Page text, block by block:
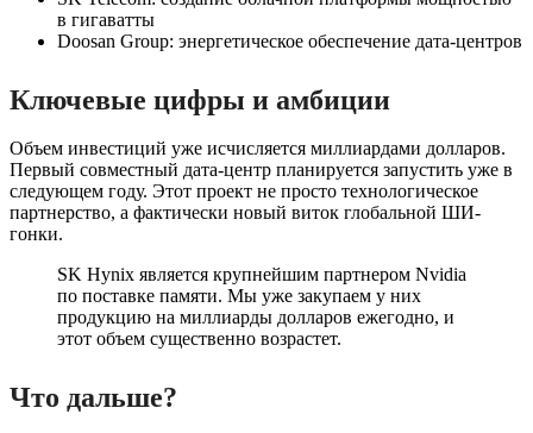
в гигаватты
Doosan Group: энергетическое обеспечение дата-центров
Ключевые цифры и амбиции
Объем инвестиций уже исчисляется миллиардами долларов.
Первый совместный дата-центр планируется запустить уже в
следующем году. Этот проект не просто технологическое
партнерство, а фактически новый виток глобальной ШИ-
гонки.
SK Hynix является крупнейшим партнером Nvidia
по поставке памяти. Мы уже закупаем у них
продукцию на миллиарды долларов ежегодно, и
этот объем существенно возрастет.
Что дальше?